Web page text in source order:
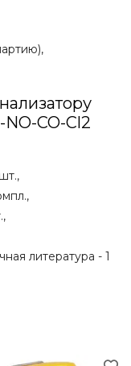
CO-Cl2
литература - 1